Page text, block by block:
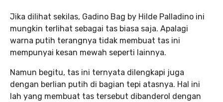
Jika dilihat sekilas, Gadino Bag by Hilde Palladino ini
mungkin terlihat sebagai tas biasa saja. Apalagi
warna putih terangnya tidak membuat tas ini
mempunyai kesan mewah seperti lainnya.
Namun begitu, tas ini ternyata dilengkapi juga
dengan berlian putih di bagian tepi atasnya. Hal ini
lah yang membuat tas tersebut dibanderol dengan